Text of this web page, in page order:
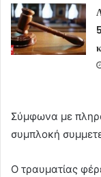
Σύμφωνα με
συμπλοκή
Ο τραυματίας